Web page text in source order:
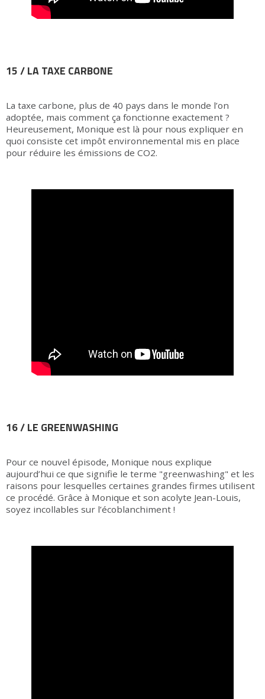
15 / LA TAXE CARBONE
La taxe carbone, plus de 40 pays dans le monde l’on
adoptée, mais comment ça fonctionne exactement ?
Heureusement, Monique est là pour nous expliquer en
quoi consiste cet impôt environnemental mis en place
pour réduire les émissions de CO2.
16 / LE GREENWASHING
Pour ce nouvel épisode, Monique nous explique
aujourd’hui ce que signifie le terme "greenwashing" et les
raisons pour lesquelles certaines grandes firmes utilisent
ce procédé. Grâce à Monique et son acolyte Jean-Louis,
soyez incollables sur l’écoblanchiment !